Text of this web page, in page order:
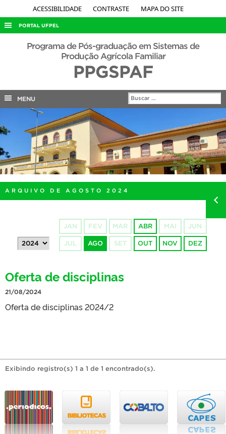
ACESSIBILIDADE CONTRASTE MAPA DO SITE
PORTAL UFPEL
ACESSO À INFORMAÇÃO
EDITAIS
INTERNACIONAL
OUVIDORIA
PORTARIAS
Programa de Pós-graduação em Sistemas de
Produção Agrícola Familiar
PPGSPAF
MENU
ARQUIVO DE AGOSTO 2024
JAN FEV MAR ABR MAI JUN
JUL AGO SET OUT NOV DEZ
Oferta de disciplinas
21/08/2024
Oferta de disciplinas 2024/2
Exibindo registro(s) 1 a 1 de 1 encontrado(s).